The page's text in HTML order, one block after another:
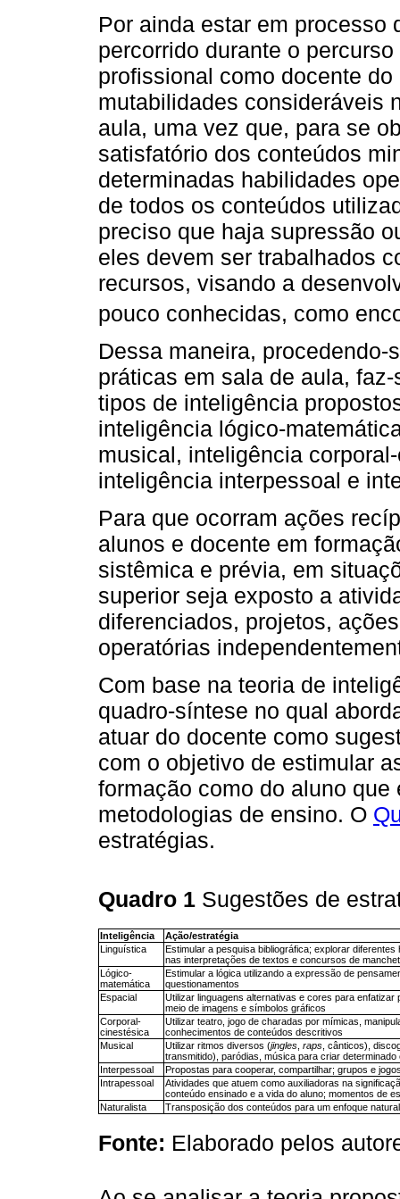
Por ainda estar em processo
percorrido durante o
profissional como docente
mutabilidades consideráveis
aula, uma vez que, para se
satisfatório dos conteúdos
determinadas habilidades
de todos os conteúdos
preciso que haja supressão
eles devem ser trabalhados
recursos, visando a
pouco conhecidas, como
Dessa maneira,
práticas em sala de aula,
tipos de inteligência
inteligência lógico-
musical, inteligência
inteligência interpessoal e
Para que ocorram ações
alunos e docente em
sistêmica e prévia, em
superior seja exposto a
diferenciados, projetos,
operatórias
Com base na teoria de
quadro-síntese no qual
atuar do docente como
com o objetivo de estimular
formação como do aluno
metodologias de ensino. O
estratégias.
Quadro 1 Sugestões de
Inteligência
Ação/estratégia
Linguística
Estimular a pesquisa bibliográfica; explorar
nas interpretações de textos e concursos de
Lógico-
matemática
Estimular a lógica utilizando a expressão de
questionamentos
Espacial
Utilizar linguagens alternativas e cores para
meio de imagens e símbolos gráficos
Corporal-
cinestésica
Utilizar teatro, jogo de charadas por mímicas,
conhecimentos de conteúdos descritivos
Musical
Utilizar ritmos diversos (jingles raps , cânticos),
transmitido), paródias, música para criar determinado
Interpessoal
Propostas para cooperar, compartilhar; grupos e
Intrapessoal
Atividades que atuem como auxiliadoras na
conteúdo ensinado e a vida do aluno; momentos de
Naturalista
Transposição dos conteúdos para um enfoque
Fonte: Elaborado pelos